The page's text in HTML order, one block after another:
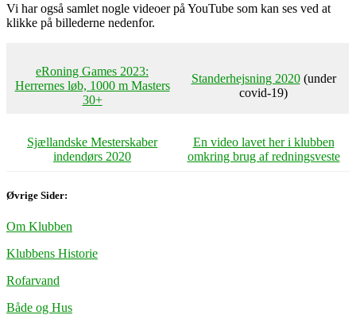
Vi har også samlet nogle videoer på YouTube som kan ses ved at
klikke på billederne nedenfor.
eRoning Games 2023:
Herrernes løb, 1000 m Masters
30+
Standerhejsning 2020(under
covid-19)
Sjællandske Mesterskaber
indendørs 2020
En video lavet her i klubben
omkring brug af redningsveste
Øvrige Sider:
Om Klubben
Klubbens Historie
Rofarvand
Både og Hus